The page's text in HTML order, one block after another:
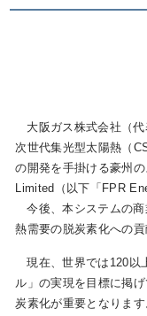
プレスリリー
大阪ガス株式会社（代
次世代集光型太陽熱（
の開発を手掛ける豪州
Limited（以下「FPR
今後、本システムの商
熱需要の脱炭素化への貢
現在、世界では120以
ル」の実現を目標に掲
炭素化が重要となります